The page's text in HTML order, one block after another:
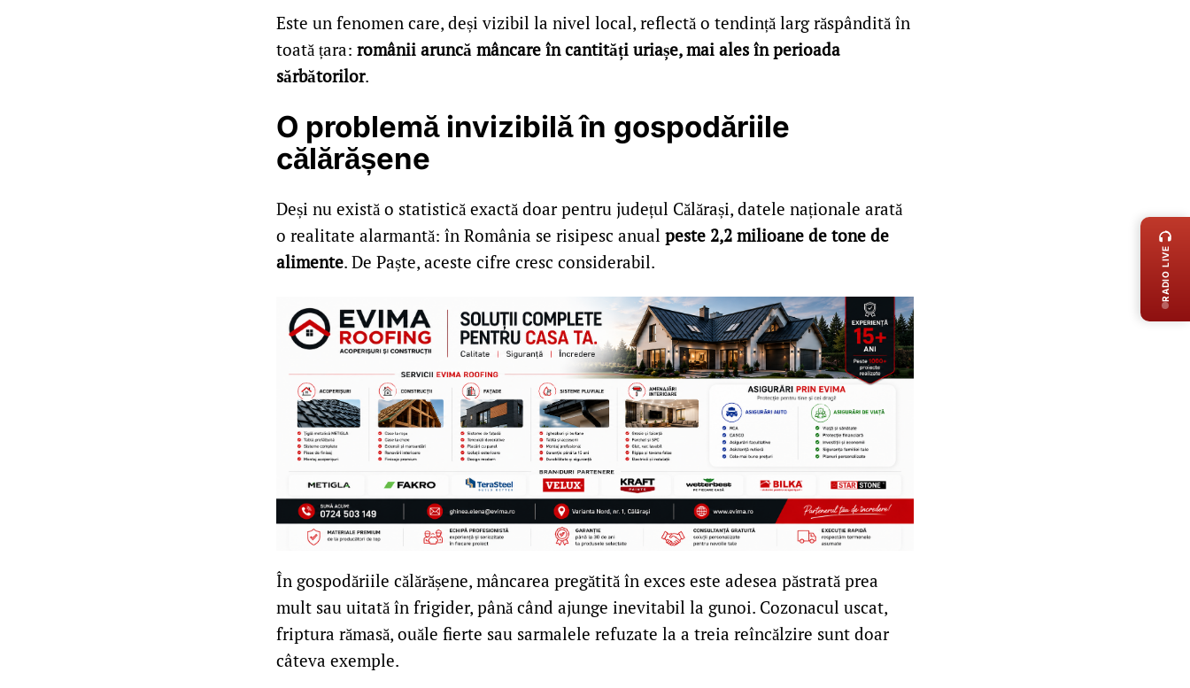
Este un fenomen care, deși vizibil la nivel local, reflectă o tendință larg răspândită în
toată țara: românii aruncă mâncare în cantități uriașe, mai ales în perioada
sărbătorilor.
O problemă invizibilă în gospodăriile
călărășene
Deși nu există o statistică exactă doar pentru județul Călărași, datele naționale arată
o realitate alarmantă: în România se risipesc anual peste 2,2 milioane de tone de
alimente. De Paște, aceste cifre cresc considerabil.
În gospodăriile călărășene, mâncarea pregătită în exces este adesea păstrată prea
mult sau uitată în frigider, până când ajunge inevitabil la gunoi. Cozonacul uscat,
friptura rămasă, ouăle fierte sau sarmalele refuzate la a treia reîncălzire sunt doar
câteva exemple.
RADIO LIVE